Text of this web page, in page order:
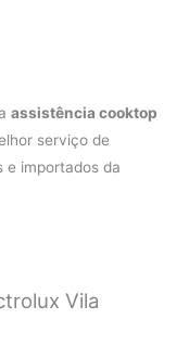
assistência cooktop
serviço de
e importados da
Vila